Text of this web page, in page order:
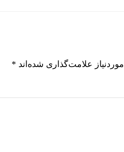
علامت‌گذاری شده‌اند *